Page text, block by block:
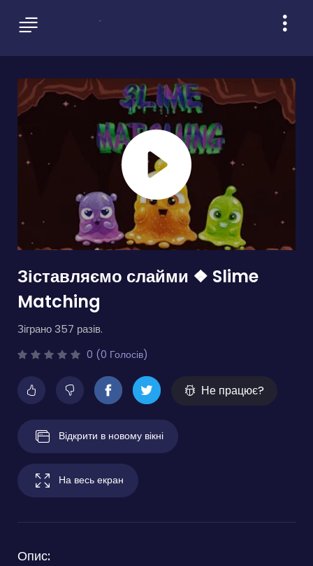
Зіставляємо слайми ❖ Slime
Matching
Зіграно 357 разів.
0 (0 Голосів)
Не працює?
Відкрити в новому вікні
На весь екран
Опис: